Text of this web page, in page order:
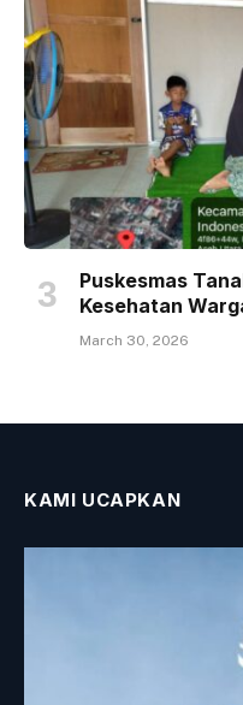
Puskesmas
Kesehatan
March 30, 2026
KAMI UCAPKAN